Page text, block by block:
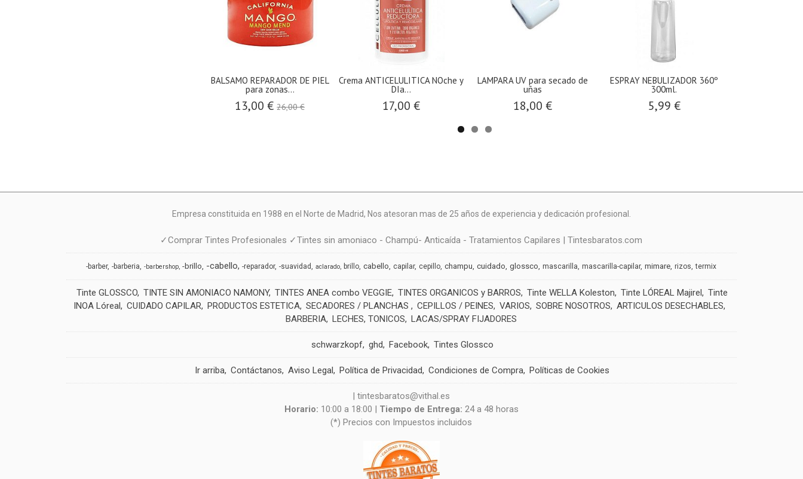
BALSAMO REPARADOR DE PIEL
para zonas...
13,00 €26,00 €
Crema ANTICELULITICA NOche y
DIa...
17,00 €
LAMPARA UV para secado de
uñas
18,00 €
ESPRAY NEBULIZADOR 360º
300ml.
5,99 €
Empresa constituida en 1988 en el Norte de Madrid, Nos atesoran mas de 25 años de experiencia y dedicación profesional.
✓Comprar Tintes Profesionales ✓Tintes sin amoniaco - Champú- Anticaída - Tratamientos Capilares | Tintesbaratos.com
-barber -barberia -barbershop -brillo -cabello -reparador -suavidad aclarado brillo cabello capilar cepillo champu cuidado glossco mascarilla mascarilla-capilar mimare rizos termix
Tinte GLOSSCO TINTE SIN AMONIACO NAMONY TINTES ANEA combo VEGGIE TINTES ORGANICOS y BARROS Tinte WELLA Koleston Tinte LÓREAL Majirel Tinte
INOA Lóreal
CUIDADO CAPILAR PRODUCTOS ESTETICA SECADORES / PLANCHAS CEPILLOS / PEINES VARIOS SOBRE NOSOTROS
ARTICULOS DESECHABLES
BARBERIA
LECHES, TONICOS LACAS/SPRAY FIJADORES
schwarzkopf ghd Facebook Tintes Glossco
Ir arriba Contáctanos Aviso Legal Política de Privacidad Condiciones de Compra Políticas de Cookies
| tintesbaratos@vithal.es
Horario: 10:00 a 18:00 | Tiempo de Entrega: 24 a 48 horas
(*) Precios con Impuestos incluidos